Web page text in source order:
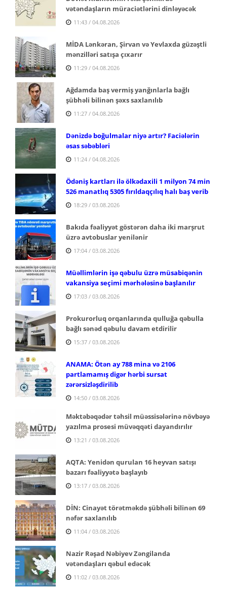
vətəndaşların müraciətlərini dinləyəcək
11:43 / 04.08.2026
MİDA Lənkəran, Şirvan və Yevlaxda güzəştli
mənzilləri satışa çıxarır
11:29 / 04.08.2026
Ağdamda baş vermiş yanğınlarla bağlı
şübhəli bilinən şəxs saxlanılıb
11:27 / 04.08.2026
Dənizdə boğulmalar niyə artır? Faciələrin
əsas səbəbləri
11:24 / 04.08.2026
Ödəniş kartları ilə ölkədaxili 1 milyon 74 min
526 manatlıq 5305 fırıldaqçılıq halı baş verib
18:29 / 03.08.2026
Bakıda fəaliyyət göstərən daha iki marşrut
üzrə avtobuslar yenilənir
17:04 / 03.08.2026
Müəllimlərin işə qəbulu üzrə müsabiqənin
vakansiya seçimi mərhələsinə başlanılır
17:03 / 03.08.2026
Prokurorluq orqanlarında qulluğa qəbulla
bağlı sənəd qəbulu davam etdirilir
15:37 / 03.08.2026
ANAMA: Ötən ay 788 mina və 2106
partlamamış digər hərbi sursat
zərərsizləşdirilib
14:50 / 03.08.2026
Məktəbəqədər təhsil müəssisələrinə növbəyə
yazılma prosesi müvəqqəti dayandırılır
13:21 / 03.08.2026
AQTA: Yenidən qurulan 16 heyvan satışı
bazarı fəaliyyətə başlayıb
13:17 / 03.08.2026
DİN: Cinayət törətməkdə şübhəli bilinən 69
nəfər saxlanılıb
11:04 / 03.08.2026
Nazir Rəşad Nəbiyev Zəngilanda
vətəndaşları qəbul edəcək
11:02 / 03.08.2026